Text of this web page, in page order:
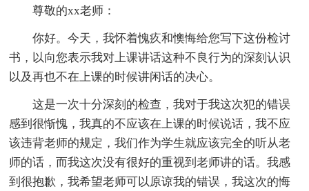
尊敬的xx老师：
你好。今天，我怀着愧疚和懊悔给您写下这份检讨
书，以向您表示我对上课讲话这种不良行为的深刻认识
以及再也不在上课的时候讲闲话的决心。
这是一次十分深刻的检查，我对于我这次犯的错误
感到很惭愧，我真的不应该在上课的时候说话，我不应
该违背老师的规定，我们作为学生就应该完全的听从老
师的话，而我这次没有很好的重视到老师讲的话。我感
到很抱歉，我希望老师可以原谅我的错误，我这次的悔